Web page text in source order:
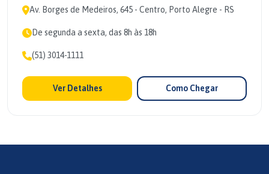
Av. Borges de Medeiros, 645 - Centro, Porto Alegre - RS
De segunda a sexta, das 8h às 18h
(51) 3014-1111
Ver Detalhes Como Chegar